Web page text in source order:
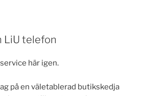
LiU telefon
här igen.
på en väletablerad butikskedja